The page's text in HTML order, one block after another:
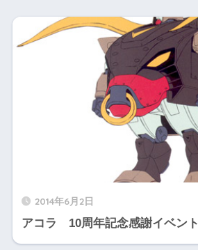
2014年6月2日
アコラ 10周年記念感謝イベント